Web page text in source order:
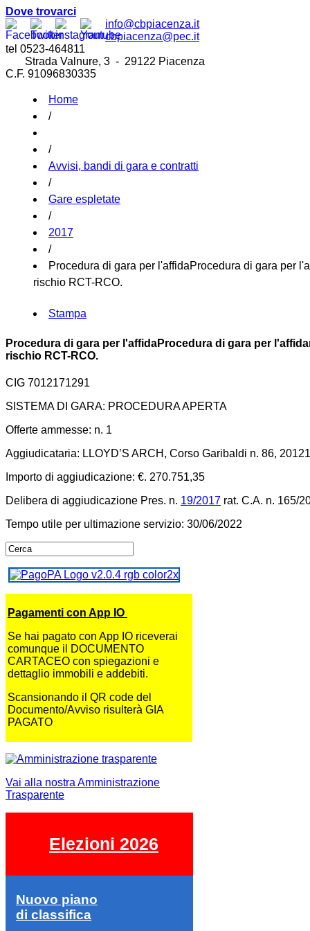
Dove trovarci
info@cbpiacenza.it
cbpiacenza@pec.it
tel 0523-464811
Strada Valnure, 3 - 29122 Piacenza
C.F. 91096830335
Home
/
/
Avvisi, bandi di gara e contratti
/
Gare espletate
/
2017
/
Procedura di gara per l'affidaProcedura di gara per
rischio RCT-RCO.
Stampa
Procedura di gara per l'affidaProcedura di gara per
rischio RCT-RCO.
CIG 7012171291
SISTEMA DI GARA: PROCEDURA APERTA
Offerte ammesse: n. 1
Aggiudicataria: LLOYD’S ARCH, Corso Garibaldi n. 86,
Importo di aggiudicazione: €. 270.751,35
Delibera di aggiudicazione Pres. n. 19/2017 rat. C.A. n. 165/
Tempo utile per ultimazione servizio: 30/06/2022
Pagamenti con App IO
Se hai pagato con App IO riceverai
comunque il DOCUMENTO
CARTACEO con spiegazioni e
dettaglio immobili e addebiti.
Scansionando il QR code del
Documento/Avviso risulterà GIA
PAGATO
Vai alla nostra Amministrazione
Trasparente
Elezioni 2026
Nuovo piano
di classifica